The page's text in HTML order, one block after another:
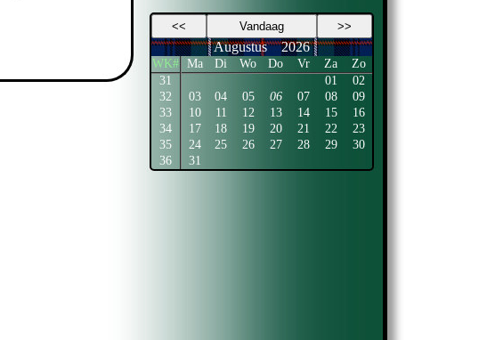
<< Vandaag >>
Augustus 2026
WK# Ma Di Wo Do Vr Za
Zo
31
01
02
32
03 04 05 06 07 08
09
33
10 11 12 13 14 15
16
34
17 18 19 20 21 22
23
35
24 25 26 27 28 29
30
36
31